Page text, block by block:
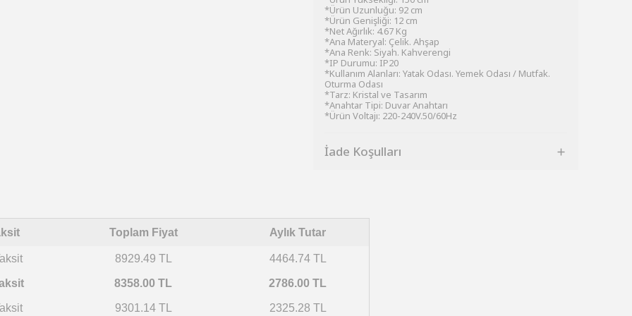
*Ürün Uzunluğu: 92 cm
*Ürün Genişliği: 12 cm
*Net Ağırlık: 4.67 Kg
*Ana Materyal: Çelik. Ahşap
*Ana Renk: Siyah. Kahverengi
*IP Durumu: IP20
*Kullanım Alanları: Yatak Odası. Yemek Odası / Mutfak.
Oturma Odası
*Tarz: Kristal ve Tasarım
*Anahtar Tipi: Duvar Anahtarı
*Ürün Voltajı: 220-240V.50/60Hz
İade Koşulları
Toplam Fiyat Aylık Tutar
8929.49 TL 4464.74 TL
8358.00 TL 2786.00 TL
9301.14 TL 2325.28 TL